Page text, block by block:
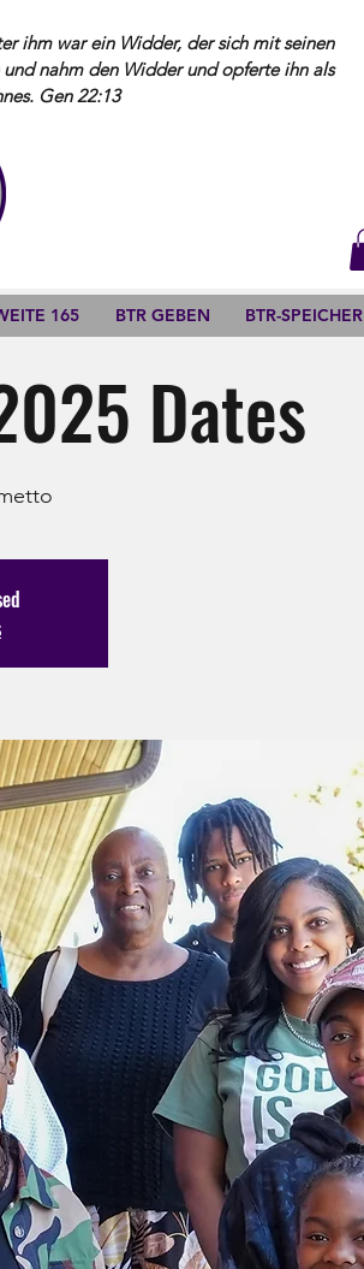
ihm war ein Widder, der sich mit seinen
nahm den Widder und opferte ihn als
Gen 22:13
Dates
165 BTR GEBEN BTR-SPEICHER